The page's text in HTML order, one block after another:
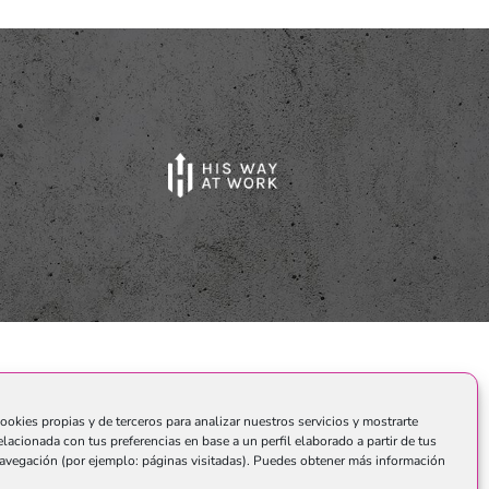
propias y de terceros para analizar nuestros servicios y mostrarte
con tus preferencias en base a un perfil elaborado a partir de tus
(por ejemplo: páginas visitadas). Puedes obtener más información